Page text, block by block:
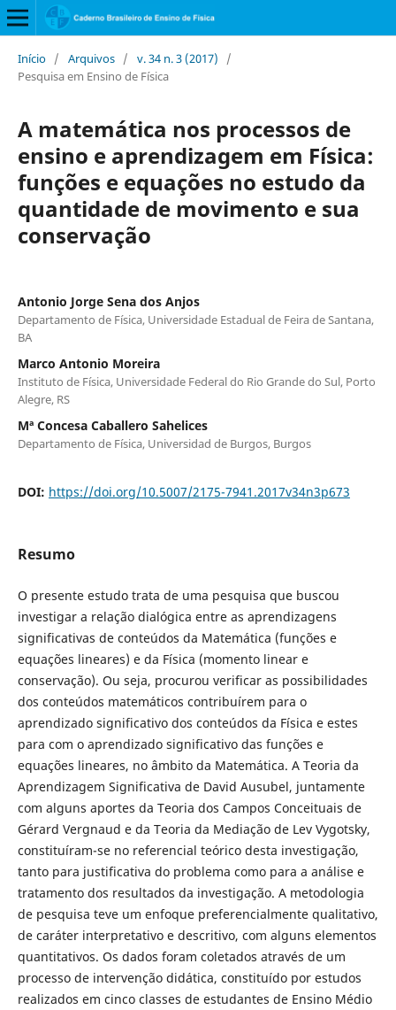
Início / Arquivos / v. 34 n. 3 (2017)
/
Pesquisa em Ensino de Física
A matemática nos processos de
ensino e aprendizagem em Física:
funções e equações no estudo da
quantidade de movimento e sua
conservação
Antonio Jorge Sena dos Anjos
Departamento de Física, Universidade Estadual de Feira de Santana,
BA
Marco Antonio Moreira
Instituto de Física, Universidade Federal do Rio Grande do Sul, Porto
Alegre, RS
Mª Concesa Caballero Sahelices
Departamento de Física, Universidad de Burgos, Burgos
DOI: https://doi.org/10.5007/2175-7941.2017v34n3p673
Resumo
O presente estudo trata de uma pesquisa que buscou
investigar a relação dialógica entre as aprendizagens
significativas de conteúdos da Matemática (funções e
equações lineares) e da Física (momento linear e
conservação). Ou seja, procurou verificar as possibilidades
dos conteúdos matemáticos contribuírem para o
aprendizado significativo dos conteúdos da Física e estes
para com o aprendizado significativo das funções e
equações lineares, no âmbito da Matemática. A Teoria da
Aprendizagem Significativa de David Ausubel, juntamente
com alguns aportes da Teoria dos Campos Conceituais de
Gérard Vergnaud e da Teoria da Mediação de Lev Vygotsky,
constituíram-se no referencial teórico desta investigação,
tanto para justificativa do problema como para a análise e
tratamento dos resultados da investigação. A metodologia
de pesquisa teve um enfoque preferencialmente qualitativo,
de caráter interpretativo e descritivo, com alguns elementos
quantitativos. Os dados foram coletados através de um
processo de intervenção didática, constituído por estudos
realizados em cinco classes de estudantes de Ensino Médio